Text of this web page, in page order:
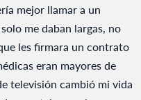
mejor llamar a un
me daban largas, no
les firmara un contrato
eran mayores de
televisión cambió mi vida